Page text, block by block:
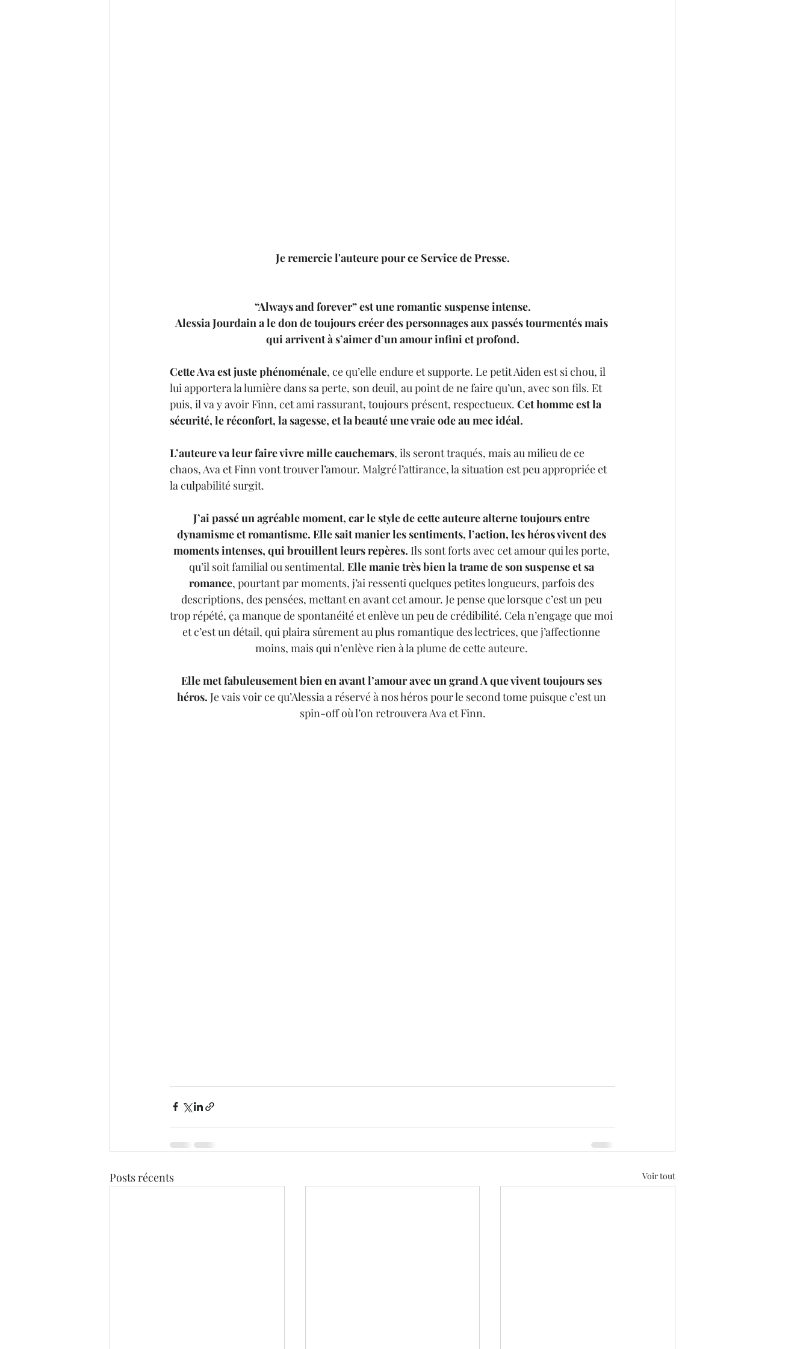
Je remercie l'auteure pour ce Service de Presse.
“Always and forever” est une romantic suspense intense.
Alessia Jourdain a le don de toujours créer des personnages aux passés tourmentés mais
qui arrivent à s’aimer d’un amour infini et profond.
Cette Ava est juste phénoménale, ce qu’elle endure et supporte. Le petit Aiden est si chou, il
lui apportera la lumière dans sa perte, son deuil, au point de ne faire qu’un, avec son fils. Et
puis, il va y avoir Finn, cet ami rassurant, toujours présent, respectueux. Cet homme est la
sécurité, le réconfort, la sagesse, et la beauté une vraie ode au mec idéal.
L’auteure va leur faire vivre mille cauchemars, ils seront traqués, mais au milieu de ce
chaos, Ava et Finn vont trouver l’amour. Malgré l’attirance, la situation est peu appropriée et
la culpabilité surgit.
J’ai passé un agréable moment, car le style de cette auteure alterne toujours entre
dynamisme et romantisme. Elle sait manier les sentiments, l’action, les héros vivent des
moments intenses, qui brouillent leurs repères. Ils sont forts avec cet amour qui les porte,
qu’il soit familial ou sentimental. Elle manie très bien la trame de son suspense et sa
romance, pourtant par moments, j’ai ressenti quelques petites longueurs, parfois des
descriptions, des pensées, mettant en avant cet amour. Je pense que lorsque c’est un peu
trop répété, ça manque de spontanéité et enlève un peu de crédibilité. Cela n’engage que moi
et c’est un détail, qui plaira sûrement au plus romantique des lectrices, que j’affectionne
moins, mais qui n’enlève rien à la plume de cette auteure.
Elle met fabuleusement bien en avant l’amour avec un grand A que vivent toujours ses
héros. Je vais voir ce qu’Alessia a réservé à nos héros pour le second tome puisque c’est un
spin-off où l’on retrouvera Ava et Finn.
Posts récents Voir tout